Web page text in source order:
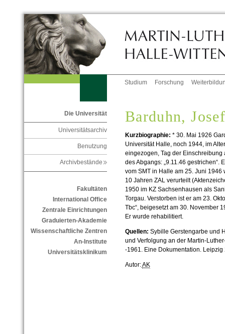
Studium Forschung
Die Universität
Universitätsarchiv
Benutzung
Archivbestände
Fakultäten
International Office
Zentrale Einrichtungen
Graduierten-Akademie
Wissenschaftliche Zentren
An-Institute
Universitätsklinikum
Barduhn,
Kurzbiographie: * 30. Mai 1926
Universität Halle, noch 1944, im
eingezogen, Tag der Einschreibung
des Abgangs: „9.11.46 gestrichen“.
vom SMT in Halle am 25. Juni 1946
10 Jahren ZAL verurteilt
1950 im KZ Sachsenhausen als
Torgau. Verstorben ist er am 23.
Tbc“, beigesetzt am 30. November
Er wurde rehabilitiert.
Quellen: Sybille Gerstengarbe und
und Verfolgung an der Martin-
-1961. Eine Dokumentation. Leipzig
Autor:AK